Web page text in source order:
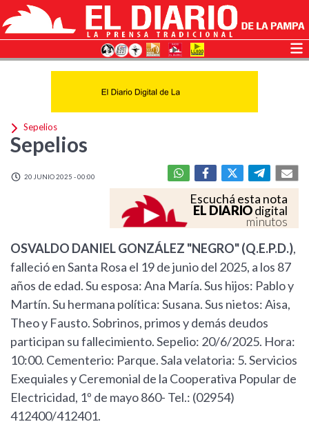
Sepelios
Sepelios
20 JUNIO 2025 - 00:00
Escuchá esta nota
EL DIARIOdigital
minutos
OSVALDO DANIEL GONZÁLEZ "NEGRO" (Q.E.P.D.),
falleció en Santa Rosa el 19 de junio del 2025, a los 87
años de edad. Su esposa: Ana María. Sus hijos: Pablo y
Martín. Su hermana política: Susana. Sus nietos: Aisa,
Theo y Fausto. Sobrinos, primos y demás deudos
participan su fallecimiento. Sepelio: 20/6/2025. Hora:
10:00. Cementerio: Parque. Sala velatoria: 5. Servicios
Exequiales y Ceremonial de la Cooperativa Popular de
Electricidad, 1º de mayo 860- Tel.: (02954)
412400/412401.